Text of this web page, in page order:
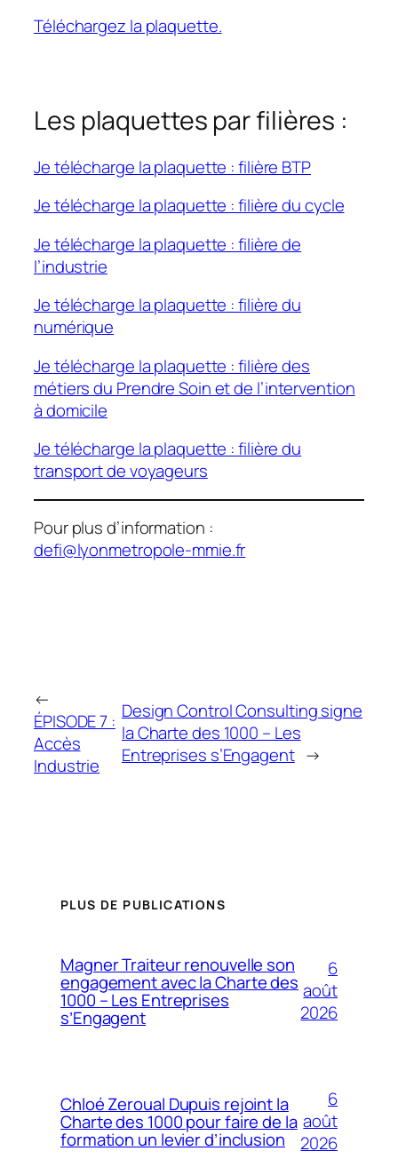
Téléchargez la plaquette.
Les plaquettes par filières :
Je télécharge la plaquette : filière BTP
Je télécharge la plaquette : filière du cycle
Je télécharge la plaquette : filière de
l’industrie
Je télécharge la plaquette : filière du
numérique
Je télécharge la plaquette : filière des
métiers du Prendre Soin et de l’intervention
à domicile
Je télécharge la plaquette : filière du
transport de voyageurs
Pour plus d’information :
defi@lyonmetropole-mmie.fr
←
ÉPISODE 7 :
Accès
Industrie
Design Control Consulting signe
la Charte des 1000 – Les
Entreprises s’Engagent →
PLUS DE PUBLICATIONS
Magner Traiteur renouvelle son
engagement avec la Charte des
1000 – Les Entreprises
s’Engagent
6
août
2026
Chloé Zeroual Dupuis rejoint la
Charte des 1000 pour faire de la
formation un levier d’inclusion
6
août
2026